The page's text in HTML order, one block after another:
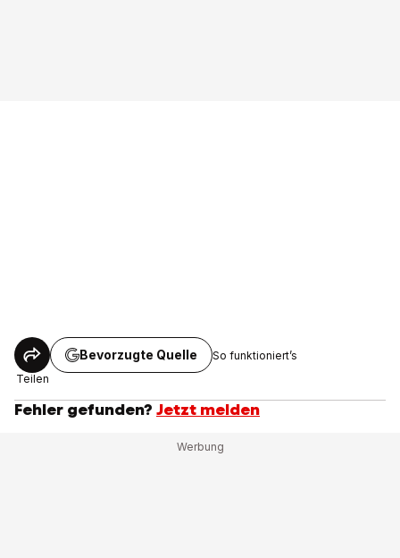
Teilen
Bevorzugte Quelle So funktioniert’s
Fehler gefunden? Jetzt melden